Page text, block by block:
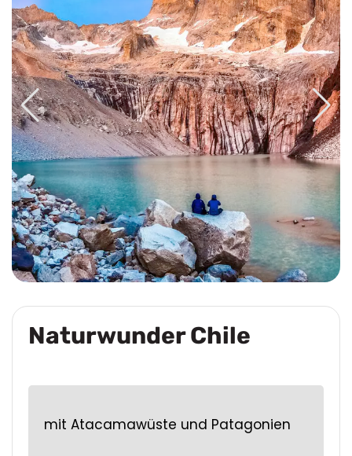
Naturwunder Chile
mit Atacamawüste und Patagonien